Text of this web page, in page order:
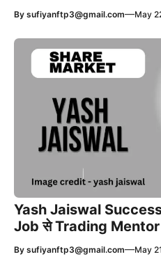
By sufiyanftp3@gmail.com—May
Yash Jaiswal
Job से Trading Mentor
By sufiyanftp3@gmail.com—May